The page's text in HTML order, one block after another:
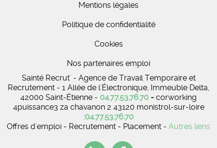
Mentions légales
Politique de confidentialité
Cookies
Nos partenaires emploi
Sainté Recrut' - Agence de Travail Temporaire et
Recrutement - 1 Allée de l'Électronique, Immeuble Delta,
42000 Saint-Étienne - 04.77.53.76.70 - corworking
4puissance3 za chavanon 2 43120 monistrol-sur-loire
:04.77.53.76.70
Offres d'emploi - Recrutement - Placement - Autres liens